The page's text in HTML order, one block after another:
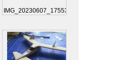
IMG_20230607_175535